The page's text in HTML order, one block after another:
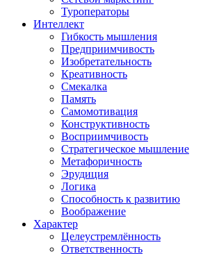
Туроператоры
Интеллект
Гибкость мышления
Предприимчивость
Изобретательность
Креативность
Смекалка
Память
Самомотивация
Конструктивность
Восприимчивость
Стратегическое мышление
Метафоричность
Эрудиция
Логика
Способность к развитию
Воображение
Характер
Целеустремлённость
Ответственность